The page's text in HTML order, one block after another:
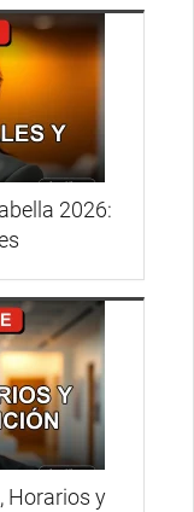
2026:
Horarios y